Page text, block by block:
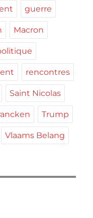
guerre
Macron
rencontres
Saint Nicolas
Trump
Vlaams Belang